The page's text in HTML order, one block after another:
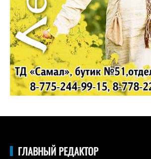
ГЛАВНЫЙ РЕДАКТОР